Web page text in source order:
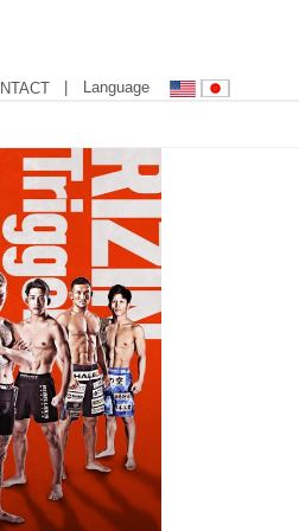
| Language